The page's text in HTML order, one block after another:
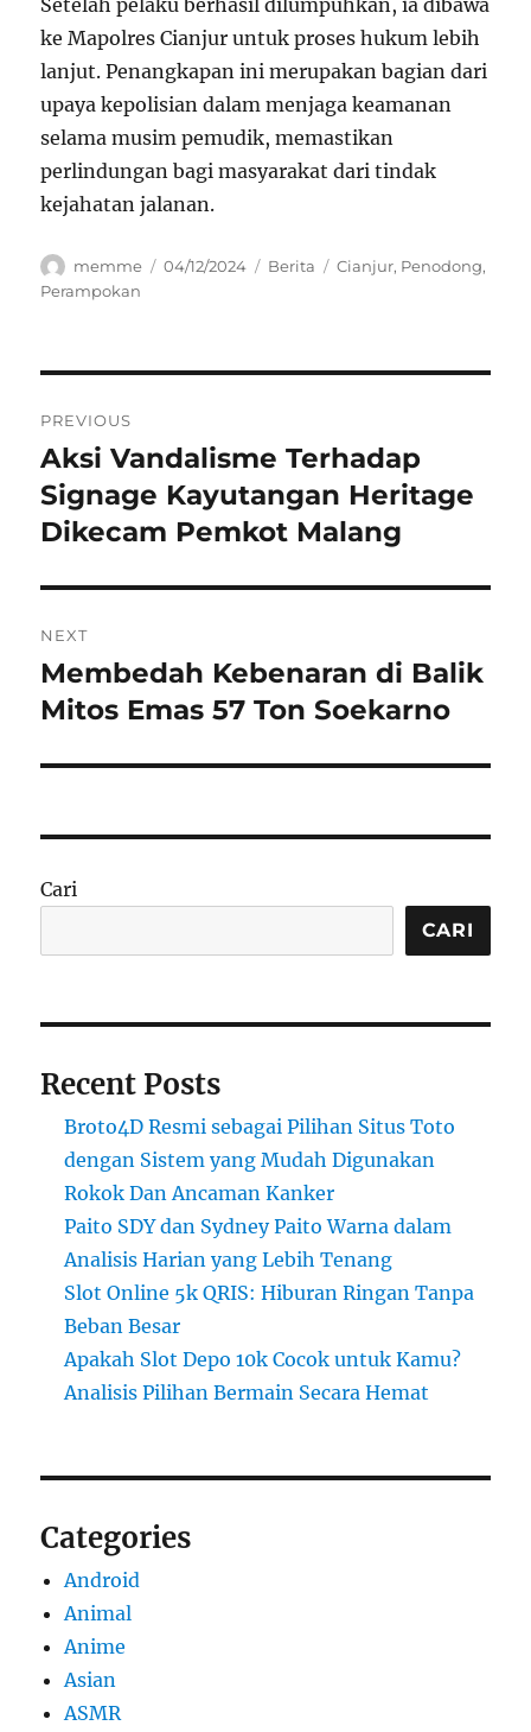
ke Mapolres Cianjur untuk proses hukum lebih
lanjut. Penangkapan ini merupakan bagian dari
upaya kepolisian dalam menjaga keamanan
selama musim pemudik, memastikan
perlindungan bagi masyarakat dari tindak
kejahatan jalanan.
Author
memme
Posted
04/12/2024 Categories
Berita Tags
Cianjur, Penodong,
Perampokan
pos
PREVIOUS
Previous
post:
Aksi Vandalisme Terhadap
Signage Kayutangan Heritage
Dikecam Pemkot Malang
NEXT
Next
post:
Membedah Kebenaran di Balik
Mitos Emas 57 Ton Soekarno
Cari
CARI
Recent Posts
Broto4D Resmi sebagai Pilihan Situs Toto
dengan Sistem yang Mudah Digunakan
Rokok Dan Ancaman Kanker
Paito SDY dan Sydney Paito Warna dalam
Analisis Harian yang Lebih Tenang
Slot Online 5k QRIS: Hiburan Ringan Tanpa
Beban Besar
Apakah Slot Depo 10k Cocok untuk Kamu?
Analisis Pilihan Bermain Secara Hemat
Categories
Android
Animal
Anime
Asian
ASMR